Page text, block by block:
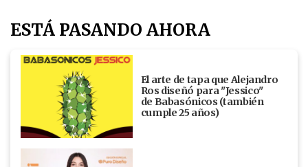
ESTÁ PASANDO AHORA
El arte de tapa que Alejandro
Ros diseñó para "Jessico"
de Babasónicos (también
cumple 25 años)